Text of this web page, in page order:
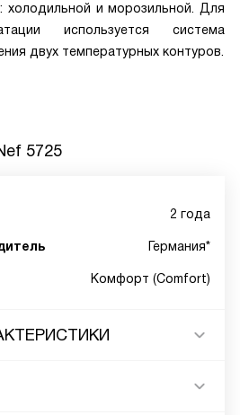
холодильной и морозильной. Для
используется система
двух температурных контуров.
5725
2 года
Германия*
Комфорт (Comfort)